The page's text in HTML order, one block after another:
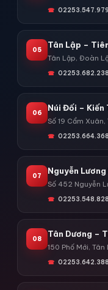
02253.547.979
05
Tân Lập –
Tân Lập, Đoàn
02253.682.238
06
Núi Đối – Kiến
Số 19 Cẩm
02253.664.368
07
Nguyễn
Số 452 Nguyễn
02253.548.828
08
Tân Dương –
150 Phố Mới,
02253.642.388